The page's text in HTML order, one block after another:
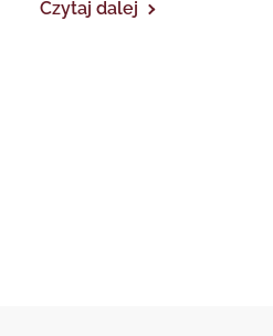
Czytaj dalej